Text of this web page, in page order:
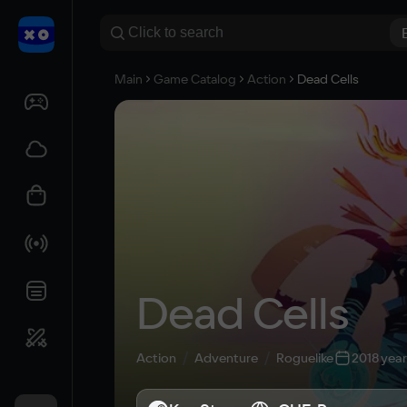
Main Game Catalog Action Dead Cells
Dead Cells
Action Adventure Roguelike 2018 year